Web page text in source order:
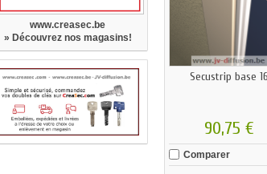
www.creasec.be
» Découvrez nos magasins!
Secustrip base 16
90,75 €
Comparer